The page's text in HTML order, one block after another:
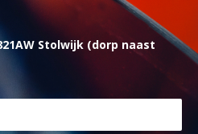
Stolwijk (dorp naast